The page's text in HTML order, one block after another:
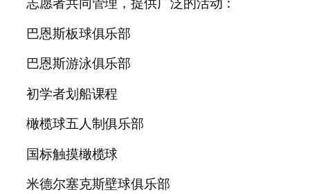
巴恩斯板球俱乐部
巴恩斯游泳俱乐部
初学者划船课程
橄榄球五人制俱乐部
国标触摸橄榄球
米德尔塞克斯壁球俱乐部